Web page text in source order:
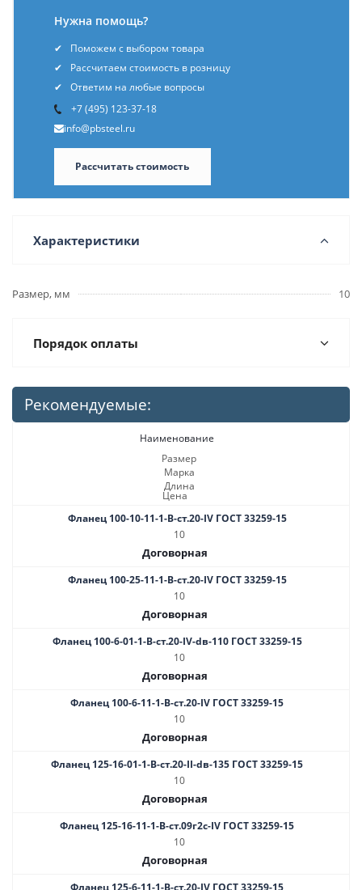
Нужна помощь?
Поможем с выбором товара
Рассчитаем стоимость в розницу
Ответим на любые вопросы
+7 (495) 123-37-18
info@pbsteel.ru
Рассчитать стоимость
Характеристики
Размер, мм 10
Порядок оплаты
Рекомендуемые:
Наименование
Размер
Марка
Длина
Цена
Фланец 100-10-11-1-B-ст.20-IV ГОСТ 33259-15
10
Договорная
Фланец 100-25-11-1-В-ст.20-IV ГОСТ 33259-15
10
Договорная
Фланец 100-6-01-1-B-ст.20-IV-dв-110 ГОСТ 33259-15
10
Договорная
Фланец 100-6-11-1-В-ст.20-IV ГОСТ 33259-15
10
Договорная
Фланец 125-16-01-1-B-ст.20-II-dв-135 ГОСТ 33259-15
10
Договорная
Фланец 125-16-11-1-B-ст.09г2с-IV ГОСТ 33259-15
10
Договорная
Фланец 125-6-11-1-В-ст.20-IV ГОСТ 33259-15